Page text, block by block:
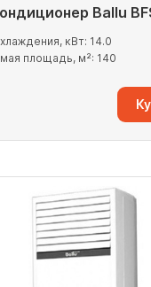
Ballu
кВт: 14.0
площадь, м²: 140